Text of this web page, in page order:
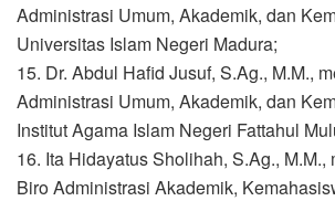
Administrasi Umum, Akademik, dan
Universitas Islam Negeri Madura;
15. Dr. Abdul Hafid Jusuf, S.Ag., M.M.,
Administrasi Umum, Akademik, dan
Institut Agama Islam Negeri Fattahul
16. Ita Hidayatus Sholihah, S.Ag.,
Biro Administrasi Akademik,